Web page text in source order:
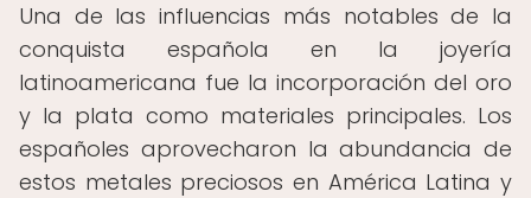
Una de las influencias más notables de la
conquista española en la joyería
latinoamericana fue la incorporación del oro
y la plata como materiales principales. Los
españoles aprovecharon la abundancia de
estos metales preciosos en América Latina y